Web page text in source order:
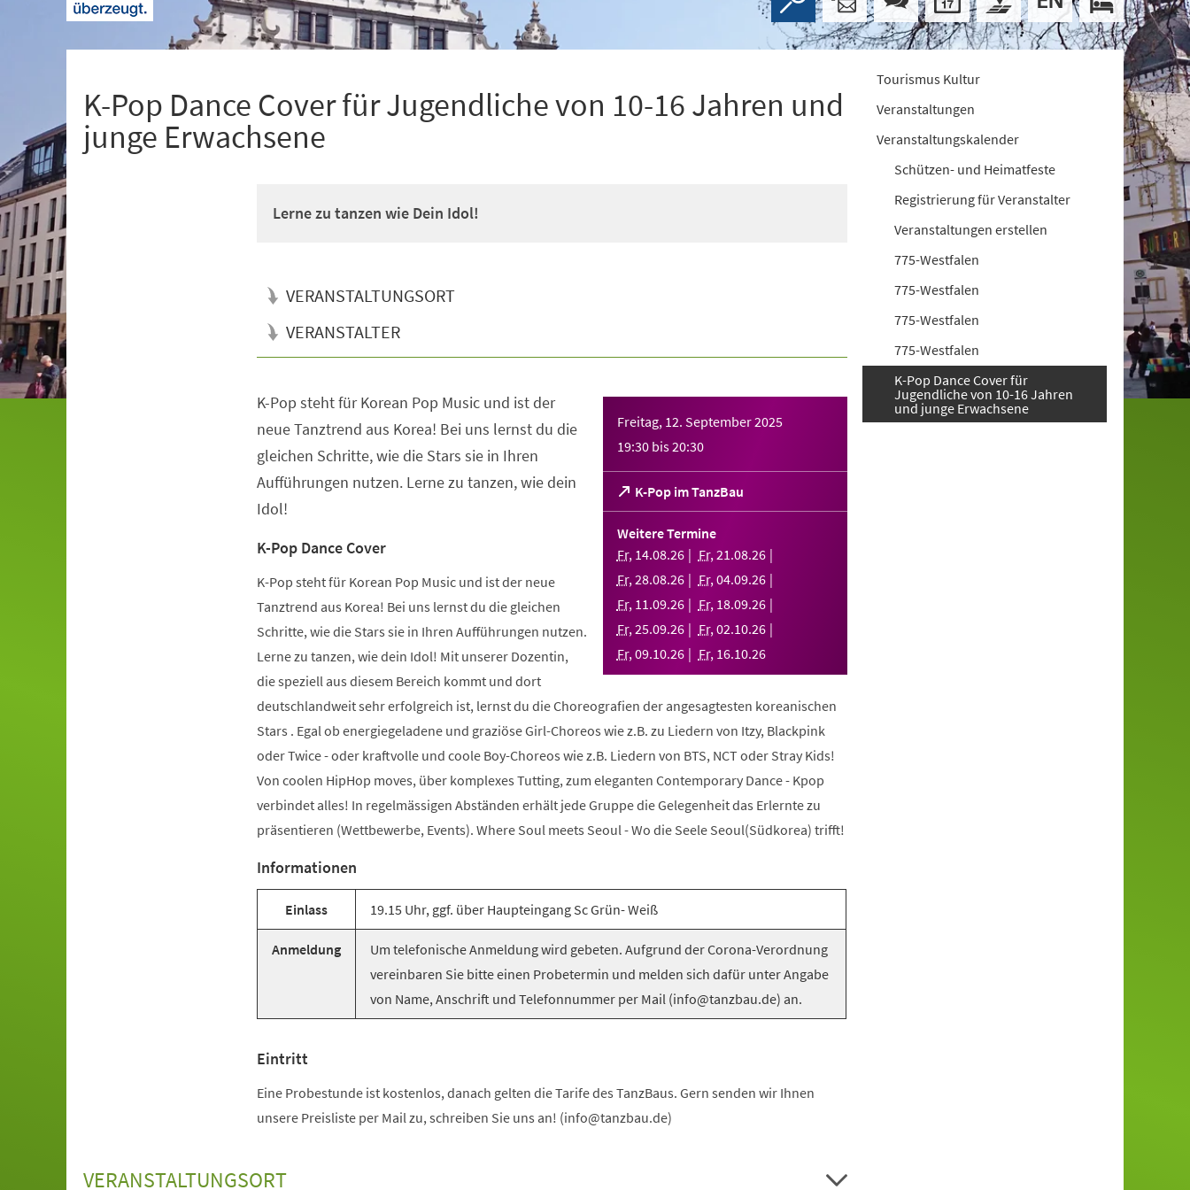
K-Pop Dance Cover für Jugendliche von 10-16 Jahren und
junge Erwachsene
Lerne zu tanzen wie Dein Idol!
VERANSTALTUNGSORT
VERANSTALTER
Freitag, 12. September 2025
19:30 bis20:30
K-Pop im TanzBau
(Öffnet
in
einem
Tab)
Weitere Termine
Fr, 14.08.26 Fr,21.08.26
Fr,28.08.26 Fr,04.09.26
Fr, 11.09.26 Fr, 18.09.26
Fr,25.09.26 Fr,02.10.26
Fr,09.10.26 Fr, 16.10.26
K-Pop steht für Korean Pop Music und ist der
neue Tanztrend aus Korea! Bei uns lernst du die
gleichen Schritte, wie die Stars sie in Ihren
Aufführungen nutzen. Lerne zu tanzen, wie dein
Idol!
K-Pop Dance Cover
K-Pop steht für Korean Pop Music und ist der neue
Tanztrend aus Korea! Bei uns lernst du die gleichen
Schritte, wie die Stars sie in Ihren Aufführungen nutzen.
Lerne zu tanzen, wie dein Idol! Mit unserer Dozentin,
die speziell aus diesem Bereich kommt und dort
deutschlandweit sehr erfolgreich ist, lernst du die Choreografien der angesagtesten koreanischen
Stars . Egal ob energiegeladene und graziöse Girl-Choreos wie z.B. zu Liedern von Itzy, Blackpink
oder Twice - oder kraftvolle und coole Boy-Choreos wie z.B. Liedern von BTS, NCT oder Stray Kids!
Von coolen HipHop moves, über komplexes Tutting, zum eleganten Contemporary Dance - Kpop
verbindet alles! In regelmässigen Abständen erhält jede Gruppe die Gelegenheit das Erlernte zu
präsentieren (Wettbewerbe, Events). Where Soul meets Seoul - Wo die Seele Seoul(Südkorea) trifft!
Informationen
Einlass 19.15 Uhr, ggf. über Haupteingang Sc Grün- Weiß
Anmeldung
Um telefonische Anmeldung wird gebeten. Aufgrund der Corona-Verordnung
vereinbaren Sie bitte einen Probetermin und melden sich dafür unter Angabe
von Name, Anschrift und Telefonnummer per Mail (info@tanzbau.de) an.
Eintritt
Eine Probestunde ist kostenlos, danach gelten die Tarife des TanzBaus. Gern senden wir Ihnen
unsere Preisliste per Mail zu, schreiben Sie uns an! (info@tanzbau.de)
VERANSTALTUNGSORT
Tourismus Kultur
Veranstaltungen
Veranstaltungskalender
Schützen- und Heimatfeste
Registrierung für Veranstalter
Veranstaltungen erstellen
775-Westfalen
775-Westfalen
775-Westfalen
775-Westfalen
K-Pop Dance Cover für
Jugendliche von 10-16 Jahren
und junge Erwachsene